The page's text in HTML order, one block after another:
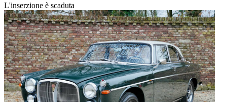
L'inserzione è scaduta